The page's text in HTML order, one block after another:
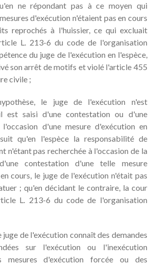
ne répondant pas à ce moyen qui
d'exécution n'étaient pas en cours
reprochés à l'huissier, ce qui excluait
L. 213-6 du code de l'organisation
du juge de l'exécution en l'espèce,
son arrêt de motifs et violé l'article 455
civile ;
le juge de l'exécution n'est
est saisi d'une contestation ou d'une
d'une mesure d'exécution en
qu'en l'espèce la responsabilité de
n'étant pas recherchée à l'occasion de la
contestation d'une telle mesure
cours, le juge de l'exécution n'était pas
; qu'en décidant le contraire, la cour
L. 213-6 du code de l'organisation
de l'exécution connaît des demandes
sur l'exécution ou l'inexécution
mesures d'exécution forcée ou des